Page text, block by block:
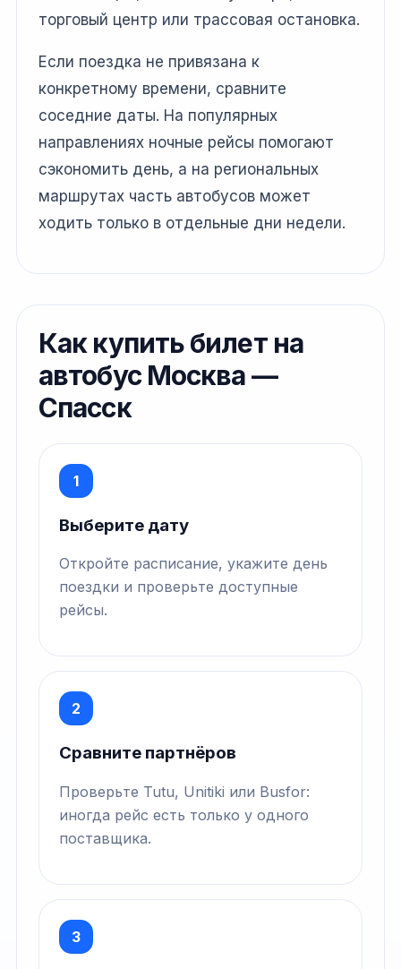
торговый центр или трассовая остановка.
Если поездка не привязана к
конкретному времени, сравните
соседние даты. На популярных
направлениях ночные рейсы помогают
сэкономить день, а на региональных
маршрутах часть автобусов может
ходить только в отдельные дни недели.
Как купить билет на
автобус Москва —
Спасск
1
Выберите дату
Откройте расписание, укажите день
поездки и проверьте доступные
рейсы.
2
Сравните партнёров
Проверьте Tutu, Unitiki или Busfor:
иногда рейс есть только у одного
поставщика.
3